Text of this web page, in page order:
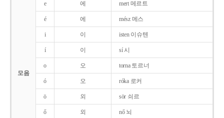
모음
e 에 mert 메르트
é 에 mész 메스
i 이 isten 이슈텐
í 이 sí 시
o 오 torna 토르너
ó 오 róka 로커
ö 외 sör 쇠르
ő 외 nő 뇌